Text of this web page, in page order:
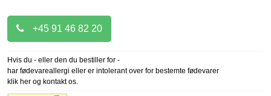
+45 91 46 82 20
Hvis du - eller den du bestiller for -
har fødevareallergi eller er intolerant over for bestemte fødevarer
klik her og kontakt os.